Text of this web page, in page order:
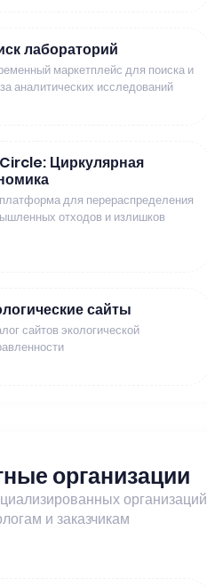
лабораторий
маркетплейс для поиска и
аналитических исследований
Циркулярная
для перераспределения
отходов и излишков
сайты
сайтов экологической
организации
организаций
и заказчикам